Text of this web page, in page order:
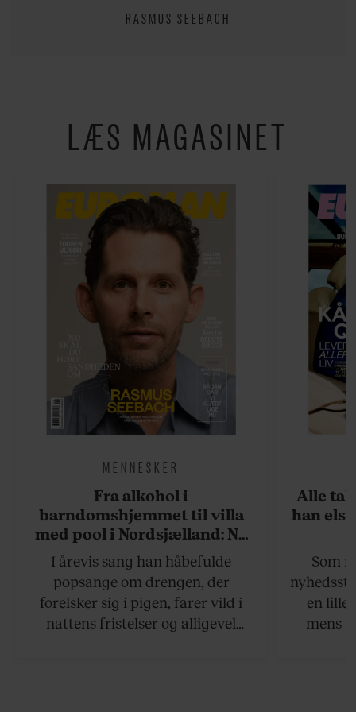
RASMUS SEEBACH
LÆS MAGASINET
MENNESKER
Fra alkohol i
barndomshjemmet til villa
med pool i Nordsjælland: Nu
skal du høre sandheden om
Rasmus Seebach
I årevis sang han håbefulde
popsange om drengen, der
forelsker sig i pigen, farer vild i
nattens fristelser og alligevel
Alle
han
Som
en lille
mens